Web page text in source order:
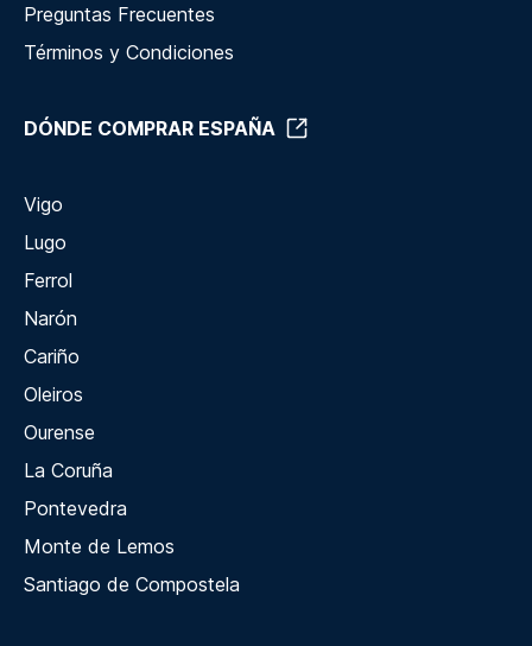
Preguntas Frecuentes
Términos y Condiciones
DÓNDE COMPRAR ESPAÑA
Vigo
Lugo
Ferrol
Narón
Cariño
Oleiros
Ourense
La Coruña
Pontevedra
Monte de Lemos
Santiago de Compostela